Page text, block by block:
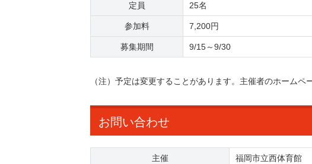
定員 25名
参加料 7,200円
募集期間 9/15～9/30
（注）予定は変更することがあります。主催者のホームペ
お問い合わせ
主催 福岡市立西体育館